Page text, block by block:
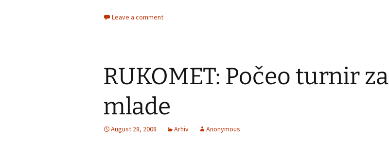
Leave a comment
RUKOMET: Počeo turnir za
mlade
August 28, 2008 Arhiv Anonymous